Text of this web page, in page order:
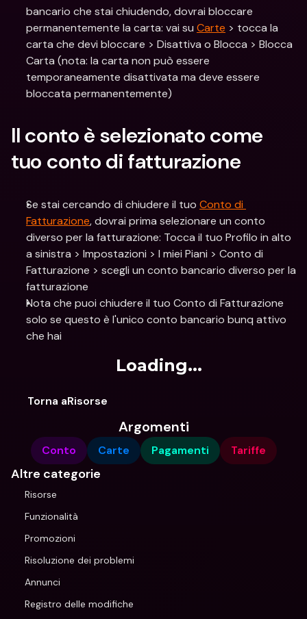
bancario che stai chiudendo, dovrai bloccare
permanentemente la carta: vai su Carte > tocca la
carta che devi bloccare > Disattiva o Blocca > Blocca
Carta (nota: la carta non può essere
temporaneamente disattivata ma deve essere
bloccata permanentemente)
Il conto è selezionato come
tuo conto di fatturazione
Se stai cercando di chiudere il tuo Conto di
Fatturazione, dovrai prima selezionare un conto
diverso per la fatturazione: Tocca il tuo Profilo in alto
a sinistra > Impostazioni > I miei Piani > Conto di
Fatturazione > scegli un conto bancario diverso per la
fatturazione
Nota che puoi chiudere il tuo Conto di Fatturazione
solo se questo è l'unico conto bancario bunq attivo
che hai
Loading...
Torna aRisorse
Argomenti
Conto Carte Pagamenti Tariffe
Altre categorie
Risorse
Funzionalità
Promozioni
Risoluzione dei problemi
Annunci
Registro delle modifiche